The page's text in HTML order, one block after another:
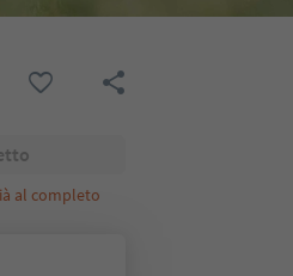
al completo